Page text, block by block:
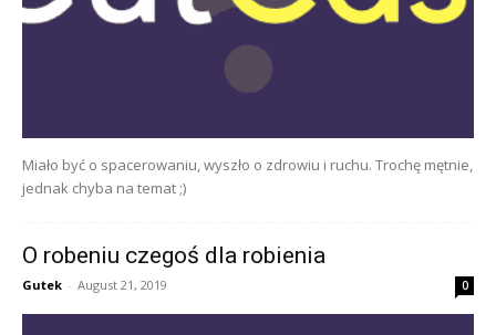
Miało być o spacerowaniu, wyszło o zdrowiu i ruchu. Trochę mętnie,
jednak chyba na temat ;)
O robeniu czegoś dla robienia
Gutek - August 21, 2019 0